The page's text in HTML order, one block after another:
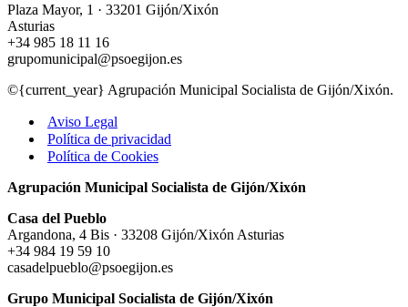
Plaza Mayor, 1 · 33201 Gijón/Xixón
Asturias
+34 985 18 11 16
grupomunicipal@psoegijon.es
©{current_year} Agrupación Municipal Socialista de Gijón/Xixón.
Aviso Legal
Política de privacidad
Política de Cookies
Agrupación Municipal Socialista de Gijón/Xixón
Casa del Pueblo
Argandona, 4 Bis · 33208 Gijón/Xixón Asturias
+34 984 19 59 10
casadelpueblo@psoegijon.es
Grupo Municipal Socialista de Gijón/Xixón